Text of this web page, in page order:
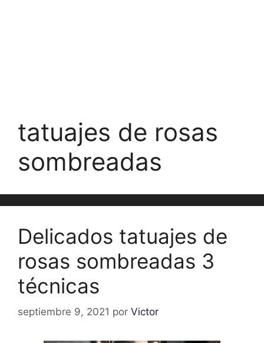
tatuajes de rosas
sombreadas
Delicados tatuajes de
rosas sombreadas 3
técnicas
septiembre 9, 2021 por Victor